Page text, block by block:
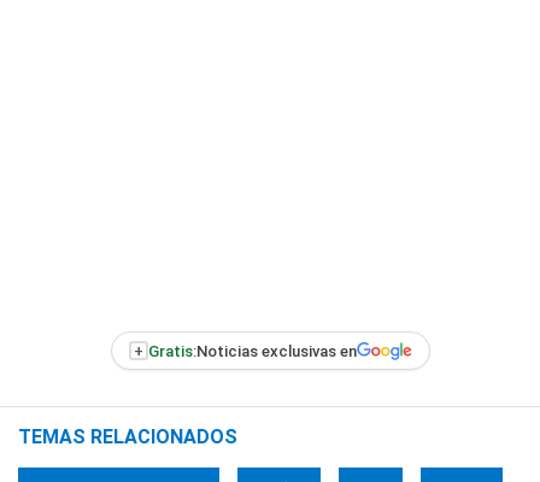
+ Gratis:Noticias exclusivas en
TEMAS RELACIONADOS